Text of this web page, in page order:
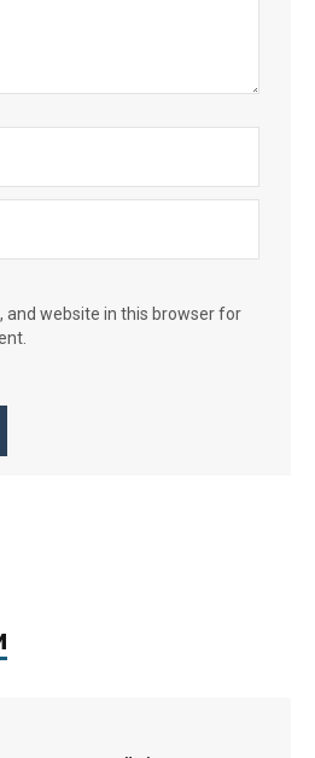
and website in this browser for